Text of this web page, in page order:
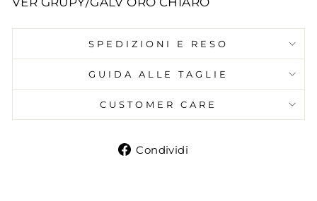
SPEDIZIONI E RESO
GUIDA ALLE TAGLIE
CUSTOMER CARE
Condividi